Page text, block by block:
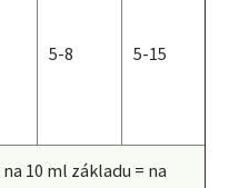
5-8 5-15
10 ml základu = na